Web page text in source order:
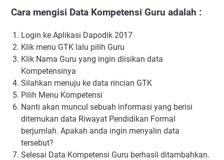
Cara mengisi Data Kompetensi Guru adalah :
Login ke Aplikasi Dapodik 2017
Klik menu GTK lalu pilih Guru
Klik Nama Guru yang ingin diisikan data
Kompetensinya
Silahkan menuju ke data rincian GTK
Pilih Menu Kompetensi
Nanti akan muncul sebuah informasi yang berisi
ditemukan data Riwayat Pendidikan Formal
berjumlah. Apakah anda ingin menyalin data
tersebut?
Selesai Data Kompetensi Guru berhasil ditambahkan.